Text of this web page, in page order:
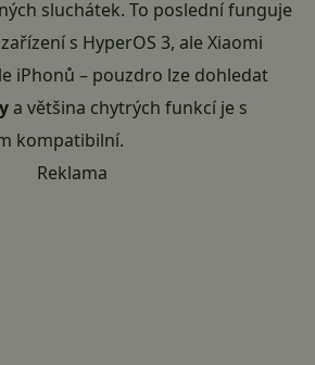
sluchátek. To poslední funguje
s HyperOS 3, ale Xiaomi
iPhonů – pouzdro lze dohledat
a většina chytrých funkcí je s
kompatibilní.
Reklama